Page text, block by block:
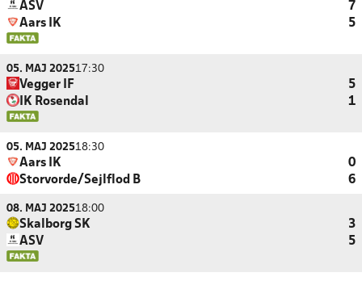
ASV
7
Aars IK
5
05. MAJ 202517:30
Vegger IF
5
IK Rosendal
1
05. MAJ 202518:30
Aars IK
0
Storvorde/Sejlflod B
6
08. MAJ 202518:00
Skalborg SK
3
ASV
5